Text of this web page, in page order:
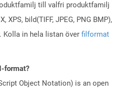
till valfri produktfamilj
XPS, bild(TIFF, JPEG, PNG BMP),
Kolla in hela listan över filformat
format?
Object Notation) is an open